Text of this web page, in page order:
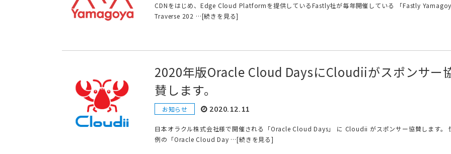
CDNをはじめ、Edge Cloud Platformを提供しているFastly社が毎年開催している 「Fastly
Traverse 202 …[続きを見る]
2020年版Oracle Cloud DaysにCloudiiがスポンサー
賛します。
お知らせ 2020.12.11
日本オラクル株式会社様で開催される「Oracle Cloud Days」 に Cloudii がスポンサー協賛します。
例の「Oracle Cloud Day …[続きを見る]